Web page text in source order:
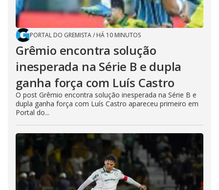
PORTAL DO GREMISTA/ HÁ 10 MINUTOS
Grêmio encontra solução
inesperada na Série B e dupla
ganha força com Luís Castro
O post Grêmio encontra solução inesperada na Série B e
dupla ganha força com Luís Castro apareceu primeiro em
Portal do...